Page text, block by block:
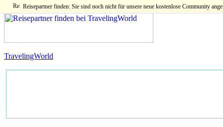
Reisepartner finden: Sie sind noch nicht für unsere neue kostenlose Community
TravelingWorld